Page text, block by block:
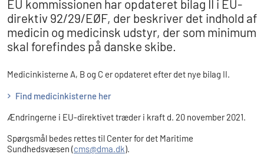
EU kommissionen har opdateret bilag II i EU-
direktiv 92/29/EØF, der beskriver det indhold af
medicin og medicinsk udstyr, der som minimum
skal forefindes på danske skibe.
Medicinkisterne A, B og C er opdateret efter det nye bilag II.
Find medicinkisterne her
Ændringerne i EU-direktivet træder i kraft d. 20 november 2021.
Spørgsmål bedes rettes til Center for det Maritime
Sundhedsvæsen (cms@dma.dk).